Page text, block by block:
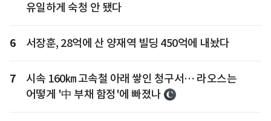
유일하게 숙청 안 됐다
6 서장훈, 28억에 산 양재역 빌딩 450억에 내놨다
7
시속 160㎞ 고속철 아래 쌓인 청구서… 라오스는
어떻게 '中 부채 함정'에 빠졌나